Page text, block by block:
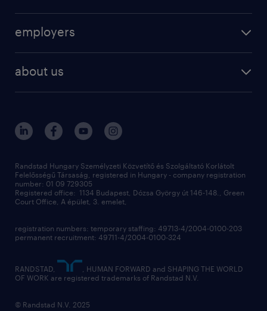
professional
contact us
employers
operational
professional
digital
contact us
about us
randstad hungary
our offices
sustainability
Randstad Hungary Személyzeti Közvetítő és Szolgáltató Korlátolt
Felelősségű Társaság, registered in Hungary - company registration
number: 01 09 729305
Registered office: 1134 Budapest, Dózsa György út 146-148., Green
Court Office, A épület, 3. emelet,
registration numbers: temporary staffing: 49713-4/2004-0100-203
permanent recruitment: 49711-4/2004-0100-324
RANDSTAD,
, HUMAN FORWARD and SHAPING THE WORLD
OF WORK are registered trademarks of Randstad N.V.
© Randstad N.V. 2025